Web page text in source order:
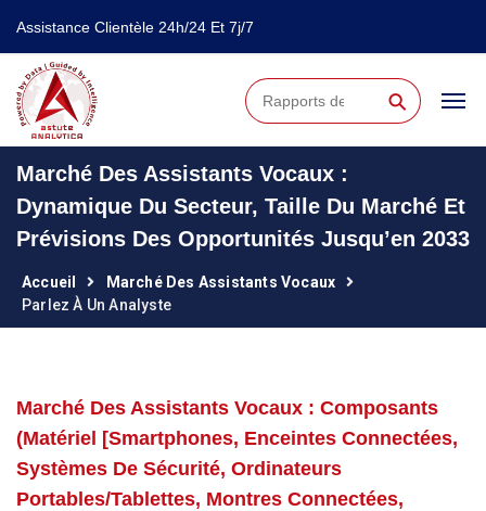
Assistance Clientèle 24h/24 Et 7j/7
⚲
Marché Des Assistants Vocaux :
Dynamique Du Secteur, Taille Du Marché Et
Prévisions Des Opportunités Jusqu’en 2033
Accueil
Marché Des Assistants Vocaux
Parlez À Un Analyste
Marché Des Assistants Vocaux : Composants
(Matériel [smartphones, Enceintes Connectées,
Systèmes De Sécurité, Ordinateurs
Portables/tablettes, Montres Connectées,